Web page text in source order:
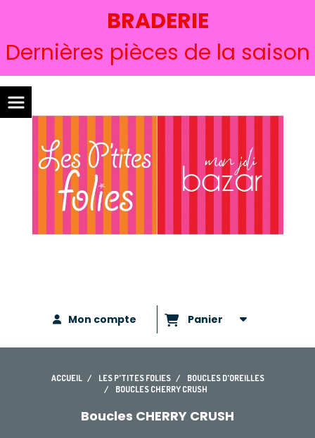
BRADERIE
Dernières pièces de la saison
Mon compte Panier
ACCUEIL LES P'TITES FOLIES
BOUCLES D'OREILLES
BOUCLES CHERRY CRUSH
Boucles CHERRY CRUSH